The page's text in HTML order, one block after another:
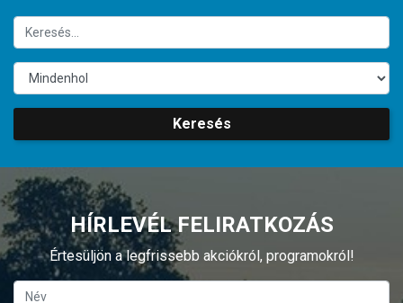
Keresés
HÍRLEVÉL FELIRATKOZÁS
Értesüljön a legfrissebb akciókról, programokról!